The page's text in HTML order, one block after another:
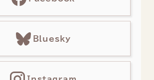
Bluesky